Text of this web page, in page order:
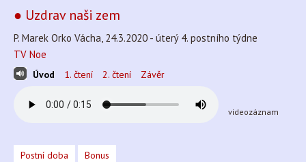
● Uzdrav naši zem
P. Marek Orko Vácha, 24.3.2020 - úterý 4. postního týdne
TV Noe
Úvod 1. čtení 2. čtení Závěr
videozáznam
Postní doba Bonus